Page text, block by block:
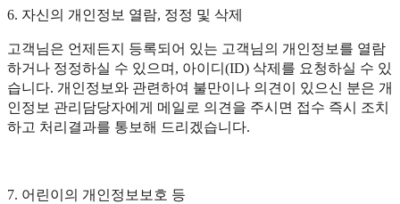
6. 자신의 개인정보 열람, 정정 및 삭제
고객님은 언제든지 등록되어 있는 고객님의 개인정보를 열람
하거나 정정하실 수 있으며, 아이디(ID) 삭제를 요청하실 수 있
습니다. 개인정보와 관련하여 불만이나 의견이 있으신 분은 개
인정보 관리담당자에게 메일로 의견을 주시면 접수 즉시 조치
하고 처리결과를 통보해 드리겠습니다.
7. 어린이의 개인정보보호 등